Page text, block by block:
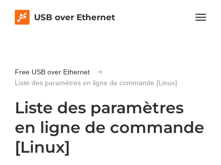
USB over Ethernet
Free USB over Ethernet
Liste des paramètres en ligne de commande [Linux]
Liste des paramètres
en ligne de commande
[Linux]